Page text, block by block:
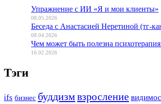
Упражнение с ИИ «Я и мои клиенты»
08.05.2026
Беседа с Анастасией Неретиной (тг-
08.04.2026
Чем может быть полезна
16.02.2026
Тэги
ifs бизнес буддизмвзросление